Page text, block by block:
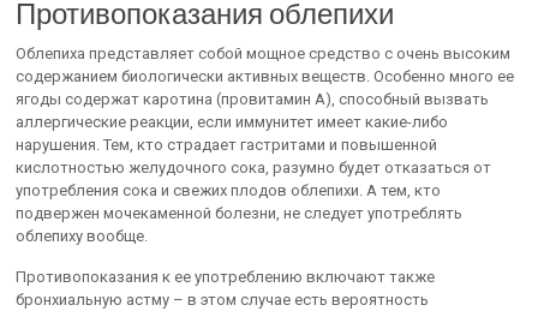
Противопоказания облепихи
Облепиха представляет собой мощное средство с очень высоким
содержанием биологически активных веществ. Особенно много ее
ягоды содержат каротина (провитамин А), способный вызвать
аллергические реакции, если иммунитет имеет какие-либо
нарушения. Тем, кто страдает гастритами и повышенной
кислотностью желудочного сока, разумно будет отказаться от
употребления сока и свежих плодов облепихи. А тем, кто
подвержен мочекаменной болезни, не следует употреблять
облепиху вообще.
Противопоказания к ее употреблению включают также
бронхиальную астму – в этом случае есть вероятность